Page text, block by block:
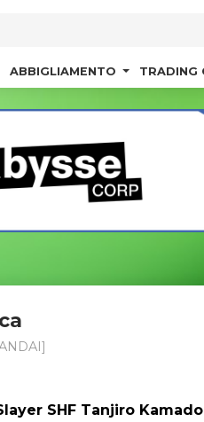
ABBIGLIAMENTO TRADING
SHF Tanjiro